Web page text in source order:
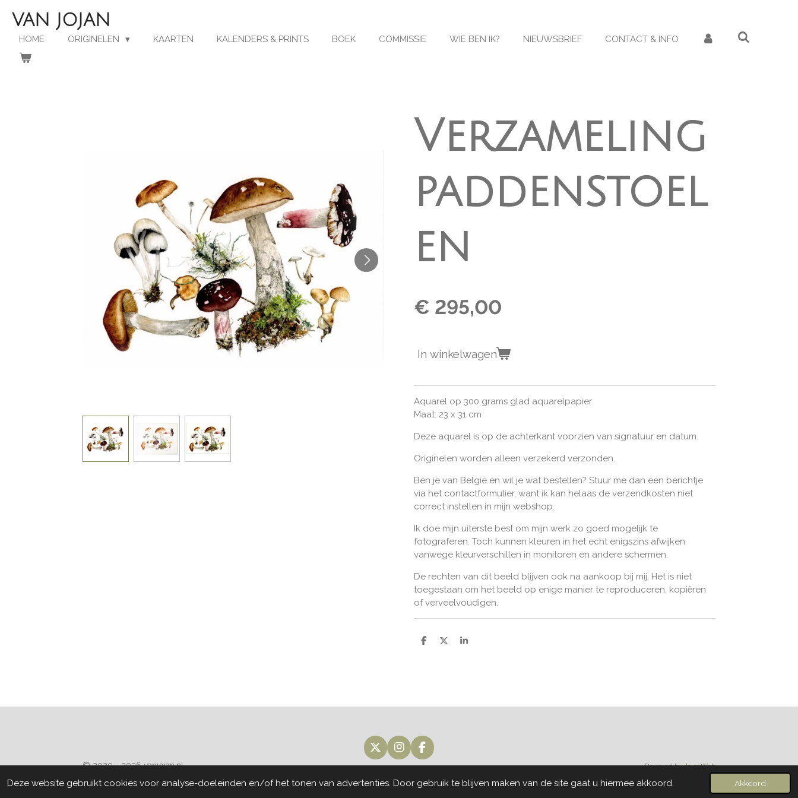
Deze website gebruikt cookies voor analyse-doeleinden en/of het tonen van advertenties. Door gebruik te blijven maken van de site gaat u hiermee akkoord. Akkoord
Ga
direct
naar
hoofdinhoud
VAN JOJAN
HOME ORIGINELEN KAARTEN KALENDERS & PRINTS BOEK COMMISSIE WIE BEN IK? NIEUWSBRIEF CONTACT & INFO
Verzameling
paddenstoel
en
€ 295,00
In winkelwagen
Aquarel op 300 grams glad aquarelpapier
Maat: 23 x 31 cm
Deze aquarel is op de achterkant voorzien van signatuur en datum.
Originelen worden alleen verzekerd verzonden.
Ben je van Belgie en wil je wat bestellen? Stuur me dan een berichtje
via het contactformulier, want ik kan helaas de verzendkosten niet
correct instellen in mijn webshop.
Ik doe mijn uiterste best om mijn werk zo goed mogelijk te
fotograferen. Toch kunnen kleuren in het echt enigszins afwijken
vanwege kleurverschillen in monitoren en andere schermen.
De rechten van dit beeld blijven ook na aankoop bij mij. Het is niet
toegestaan om het beeld op enige manier te reproduceren, kopiëren
of verveelvoudigen.
D
D
S
X
I
n
t
F
a
e
© 2020 - 2026 vanjojan.nl Powered byJouwWeb